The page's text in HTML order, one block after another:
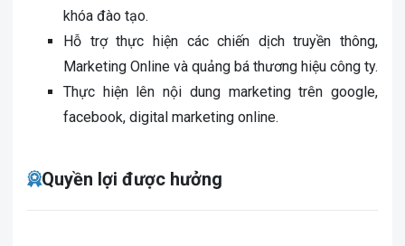
khóa đào tạo.
Hỗ trợ thực hiện các chiến dịch truyền thông,
Marketing Online và quảng bá thương hiệu công ty.
Thực hiện lên nội dung marketing trên google,
facebook, digital marketing online.
Quyền lợi được hưởng